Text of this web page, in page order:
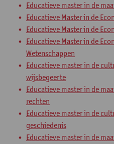
Educatieve master in de
Educatieve Master in de
Educatieve Master in de
Educatieve Master in de
Wetenschappen
Educatieve master in de
wijsbegeerte
Educatieve master in de
rechten
Educatieve master in de
geschiedenis
Educatieve master in de